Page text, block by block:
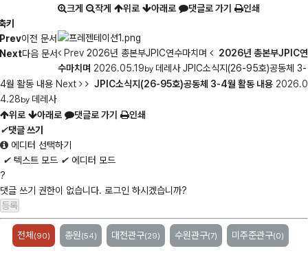
키
Prev이전 문서
Next다음 문서
크게 작게 위로 아래로 댓글로 가기 인쇄
Prev 2026년 총본부JPIC연수마치며
2026년 총본부JPIC연
수마치며 2026.05.19by 데레사 JPIC소식지(26-95호)공동체 3-
4월 활동 내용 Next JPIC소식지(26-95호)공동체 3-4월 활동 내용 2026.0
4.28by 데레사
위로
아래로 댓글로 가기
인쇄
✔댓글 쓰기
에디터 선택하기
✔ 텍스트 모드 ✔ 에디터 모드
?
댓글 쓰기 권한이 없습니다. 로그인 하시겠습니까?
전체 (90) 총원(54) 대전관구(29) 수원관구(7) 미주준관구(0)